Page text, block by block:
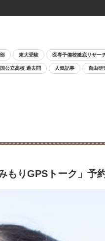
東大受験 医専予備校徹底リサー
公立高校 過去問 人気記事 自由研
もりGPSトーク」予